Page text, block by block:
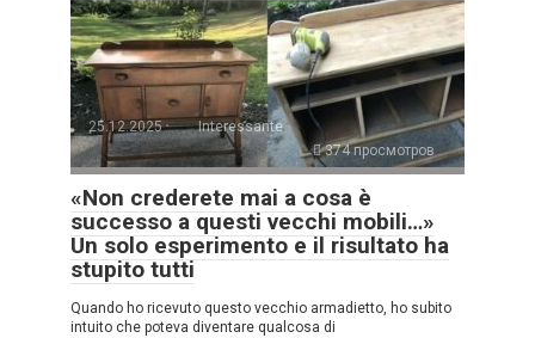
25.12.2025
Interessante
374 просмотров
«Non crederete mai a cosa è
successo a questi vecchi mobili…»
Un solo esperimento e il risultato ha
stupito tutti
Quando ho ricevuto questo vecchio armadietto, ho subito
intuito che poteva diventare qualcosa di